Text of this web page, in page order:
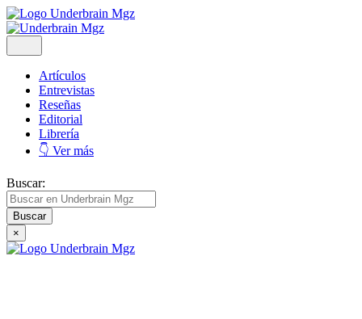
Artículos
Entrevistas
Reseñas
Editorial
Librería
👇 Ver más
Buscar:
×